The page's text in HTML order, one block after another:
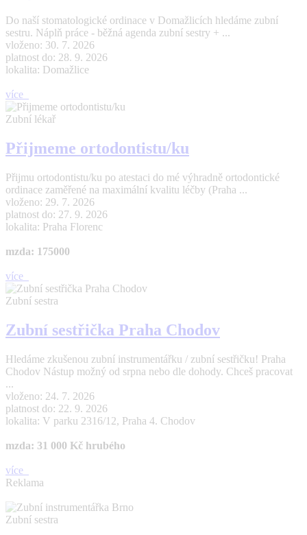
Do naší stomatologické ordinace v Domažlicích hledáme zubní
sestru. Náplň práce - běžná agenda zubní sestry + ...
vloženo: 30. 7. 2026
platnost do: 28. 9. 2026
lokalita: Domažlice
více
Zubní lékař
Přijmeme ortodontistu/ku
Přijmu ortodontistu/ku po atestaci do mé výhradně ortodontické
ordinace zaměřené na maximální kvalitu léčby (Praha ...
vloženo: 29. 7. 2026
platnost do: 27. 9. 2026
lokalita: Praha Florenc
mzda: 175000
více
Zubní sestra
Zubní sestřička Praha Chodov
Hledáme zkušenou zubní instrumentářku / zubní sestřičku! Praha
Chodov Nástup možný od srpna nebo dle dohody. Chceš pracovat
...
vloženo: 24. 7. 2026
platnost do: 22. 9. 2026
lokalita: V parku 2316/12, Praha 4. Chodov
mzda: 31 000 Kč hrubého
více
Reklama
Zubní sestra